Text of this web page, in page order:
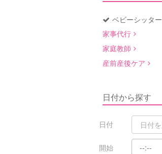
ベビーシッター
家事代行
家庭教師
産前産後ケア
日付から探す
日付
開始